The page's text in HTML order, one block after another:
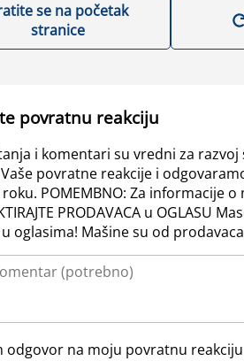
se na početak
stranice
povratnu reakciju
i komentari su vredni za razvoj
povratne reakcije i
POMEMBNO: Za informacije o
PRODAVACA u OGLASU
oglasima! Mašine su od
odgovor na moju povratnu